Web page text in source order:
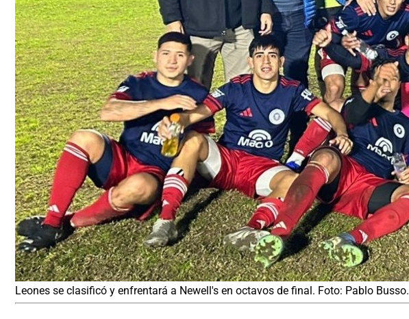
Leones se clasificó y enfrentará a Newell's en octavos de final. Foto: Pablo Busso.